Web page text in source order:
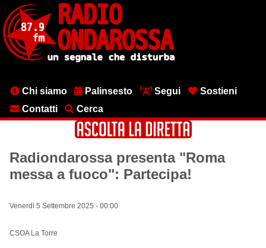
contenuto
principale
MenuChi siamo Palinsesto Segui
Sostieni
Contatti
Cerca
Radiondarossa presenta "Roma
messa a fuoco": Partecipa!
Venerdì 5 Settembre 2025 - 00:00
CSOA La Torre